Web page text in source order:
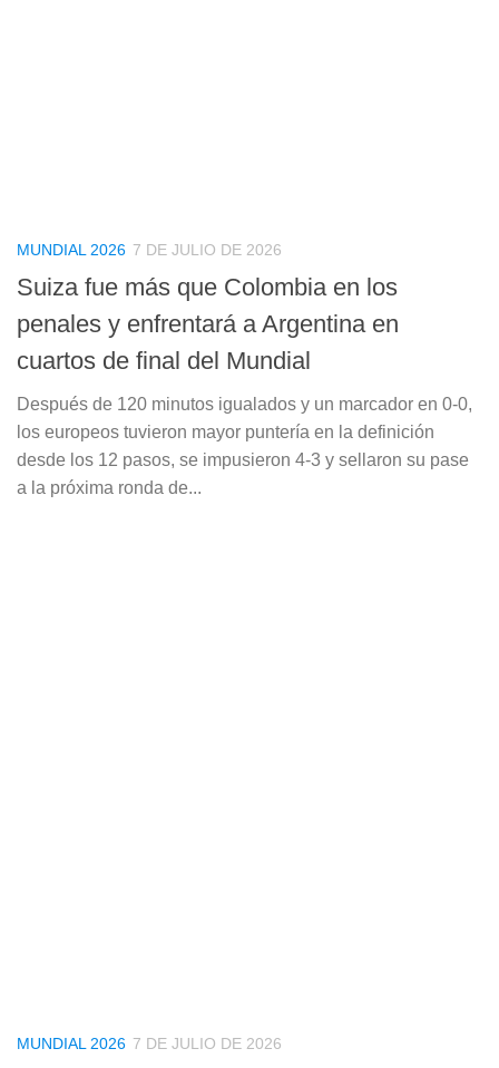
MUNDIAL 2026 7 DE JULIO DE 2026
Suiza fue más que Colombia en los
penales y enfrentará a Argentina en
cuartos de final del Mundial
Después de 120 minutos igualados y un marcador en 0-0,
los europeos tuvieron mayor puntería en la definición
desde los 12 pasos, se impusieron 4-3 y sellaron su pase
a la próxima ronda de...
MUNDIAL 2026 7 DE JULIO DE 2026